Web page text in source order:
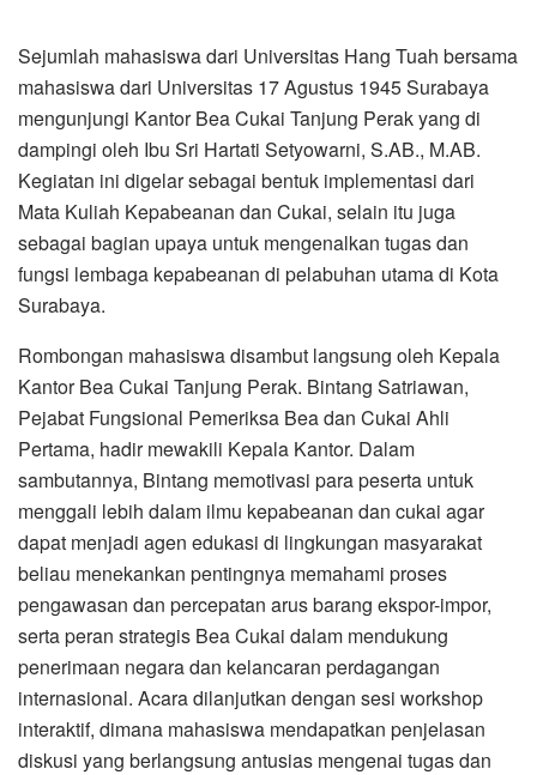
Sejumlah mahasiswa dari Universitas Hang Tuah bersama
mahasiswa dari Universitas 17 Agustus 1945 Surabaya
mengunjungi Kantor Bea Cukai Tanjung Perak yang di
dampingi oleh Ibu Sri Hartati Setyowarni, S.AB., M.AB.
Kegiatan ini digelar sebagai bentuk implementasi dari
Mata Kuliah Kepabeanan dan Cukai, selain itu juga
sebagai bagian upaya untuk mengenalkan tugas dan
fungsi lembaga kepabeanan di pelabuhan utama di Kota
Surabaya.
Rombongan mahasiswa disambut langsung oleh Kepala
Kantor Bea Cukai Tanjung Perak. Bintang Satriawan,
Pejabat Fungsional Pemeriksa Bea dan Cukai Ahli
Pertama, hadir mewakili Kepala Kantor. Dalam
sambutannya, Bintang memotivasi para peserta untuk
menggali lebih dalam ilmu kepabeanan dan cukai agar
dapat menjadi agen edukasi di lingkungan masyarakat
beliau menekankan pentingnya memahami proses
pengawasan dan percepatan arus barang ekspor-impor,
serta peran strategis Bea Cukai dalam mendukung
penerimaan negara dan kelancaran perdagangan
internasional. Acara dilanjutkan dengan sesi workshop
interaktif, dimana mahasiswa mendapatkan penjelasan
diskusi yang berlangsung antusias mengenai tugas dan